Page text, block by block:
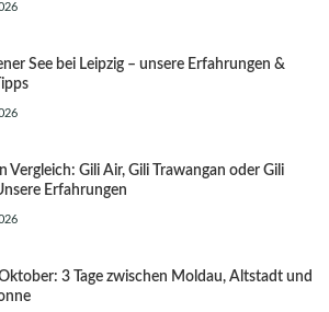
See bei Leipzig – unsere Erfahrungen &
Vergleich: Gili Air, Gili Trawangan oder Gili
Erfahrungen
3 Tage zwischen Moldau, Altstadt und